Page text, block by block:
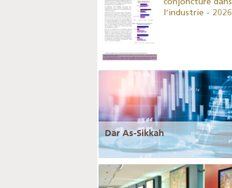
conjoncture dans
l’industrie - 2026
Dar As-Sikkah